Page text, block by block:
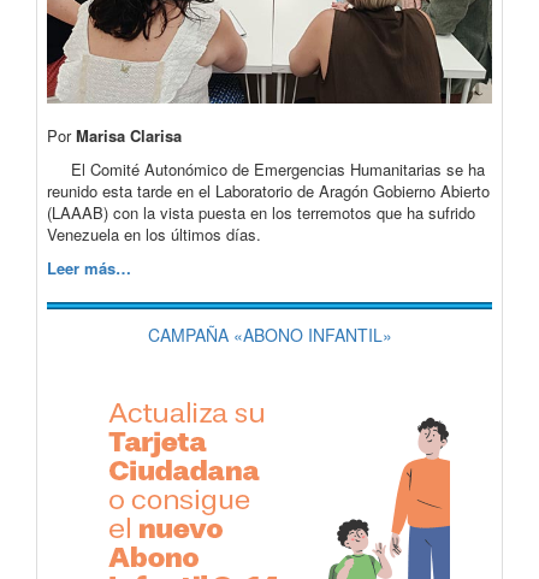
PorMarisa Clarisa
El Comité Autonómico de Emergencias Humanitarias se ha
reunido esta tarde en el Laboratorio de Aragón Gobierno Abierto
(LAAAB) con la vista puesta en los terremotos que ha sufrido
Venezuela en los últimos días.
Leer más…
CAMPAÑA «ABONO INFANTIL»